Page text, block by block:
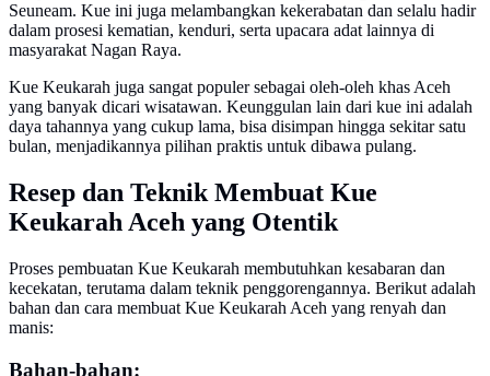
Seuneam. Kue ini juga melambangkan kekerabatan dan selalu hadir
dalam prosesi kematian, kenduri, serta upacara adat lainnya di
masyarakat Nagan Raya.
Kue Keukarah juga sangat populer sebagai oleh-oleh khas Aceh
yang banyak dicari wisatawan. Keunggulan lain dari kue ini adalah
daya tahannya yang cukup lama, bisa disimpan hingga sekitar satu
bulan, menjadikannya pilihan praktis untuk dibawa pulang.
Resep dan Teknik Membuat Kue
Keukarah Aceh yang Otentik
Proses pembuatan Kue Keukarah membutuhkan kesabaran dan
kecekatan, terutama dalam teknik penggorengannya. Berikut adalah
bahan dan cara membuat Kue Keukarah Aceh yang renyah dan
manis:
Bahan-bahan: